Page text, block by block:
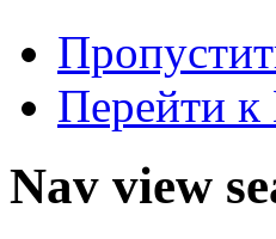
Перейти к
Nav view